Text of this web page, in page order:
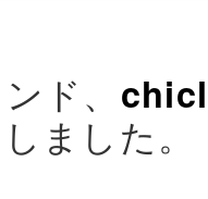
ド、
ました。